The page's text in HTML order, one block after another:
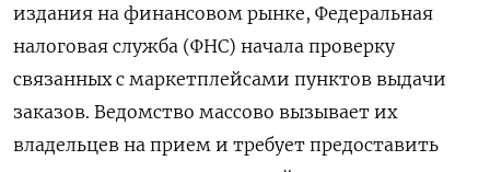
издания на финансовом рынке, Федеральная
налоговая служба (ФНС) начала проверку
связанных с маркетплейсами пунктов выдачи
заказов. Ведомство массово вызывает их
владельцев на прием и требует предоставить